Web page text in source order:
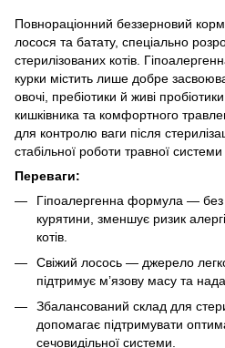
Повнораціонний беззерновий
лосося та батату, спеціально
стерилізованих котів.
курки містить лише добре
овочі, пребіотики й живі
кишківника та комфортного
для контролю ваги після
стабільної роботи травної
Переваги:
Гіпоалергенна формула — без
курятини, зменшує ризик
котів.
Свіжий лосось — джерело
підтримує м’язову масу та
Збалансований склад для
допомагає підтримувати
сечовидільної системи.